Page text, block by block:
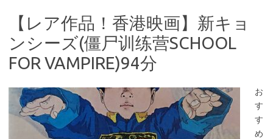
【レア作品！香港映画】新キョ
ンシーズ(僵尸训练营SCHOOL
FOR VAMPIRE)94分
お
す
す
め